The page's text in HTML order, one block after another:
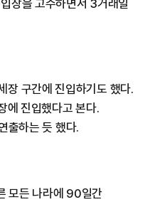
장을 고수하면서 3거래일
구간에 진입하기도 했다.
에 진입했다고 본다.
출하는 듯 했다.
모든 나라에 90일간